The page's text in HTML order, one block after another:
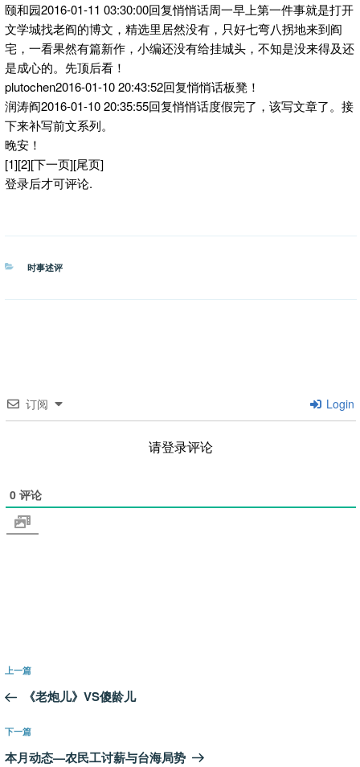
颐和园2016-01-11 03:30:00回复悄悄话周一早上第一件事就是打开
文学城找老阎的博文，精选里居然没有，只好七弯八拐地来到阎
宅，一看果然有篇新作，小编还没有给挂城头，不知是没来得及还
是成心的。先顶后看！
plutochen2016-01-10 20:43:52回复悄悄话板凳！
润涛阎2016-01-10 20:35:55回复悄悄话度假完了，该写文章了。接
下来补写前文系列。
晚安！
[1][2][下一页][尾页]
登录后才可评论.
分
时事述评
订阅 Login
请登录评论
0 评论
文
导
航
上
一
文
章
上一篇
《老炮儿》VS傻龄儿
下
一
下一篇
本月动态—农民工讨薪与台海局势